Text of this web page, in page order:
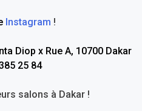
Instagram !
Diop x Rue A, 10700 Dakar
25 84